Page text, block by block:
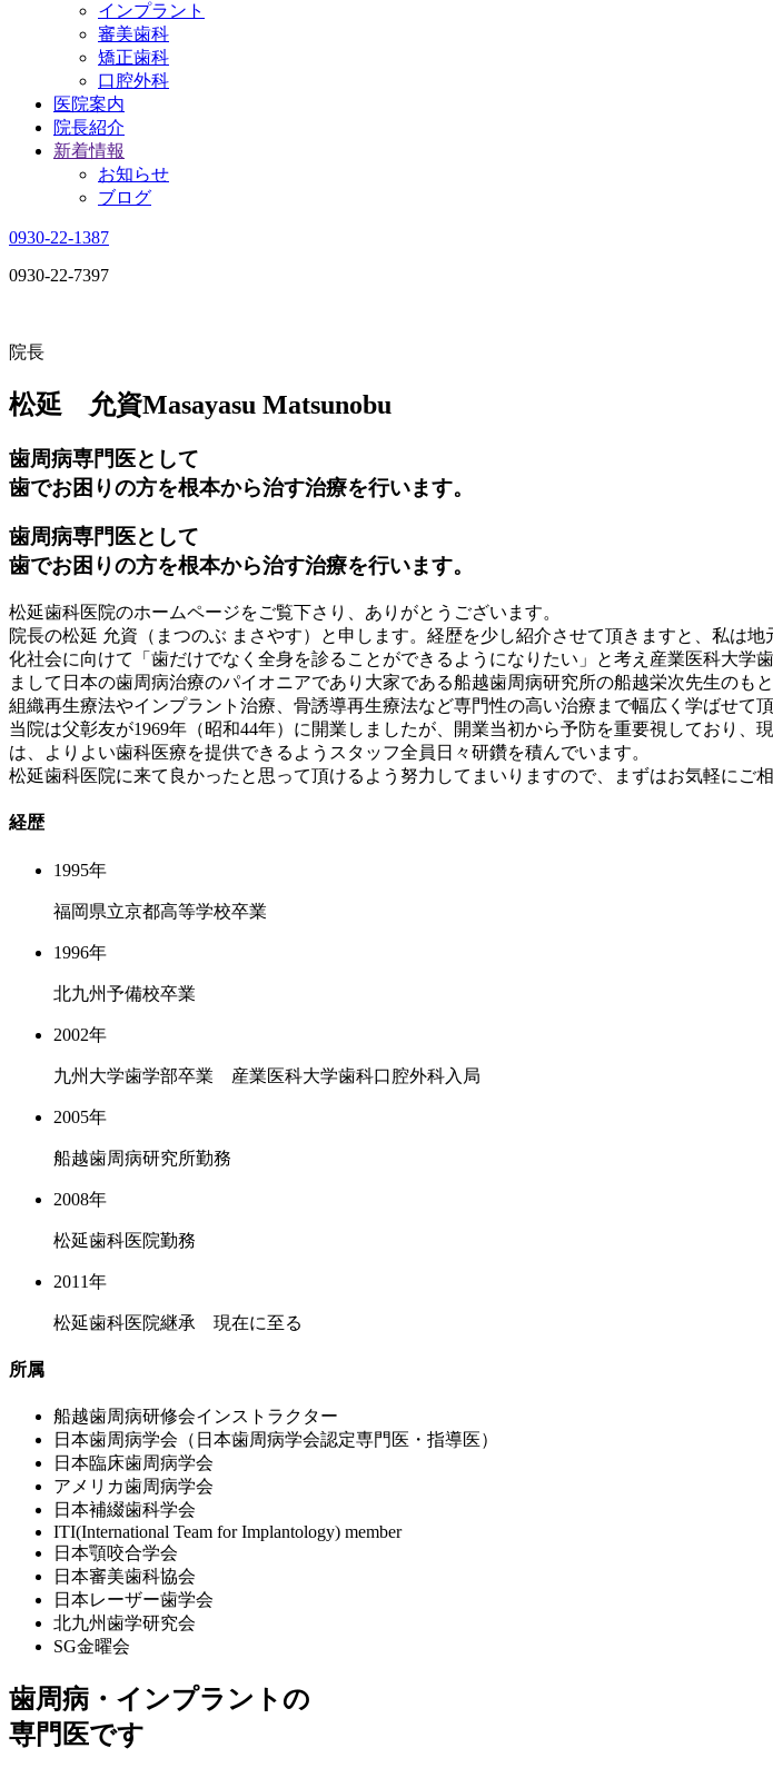
インプラント
審美歯科
矯正歯科
口腔外科
医院案内
院長紹介
新着情報
お知らせ
ブログ
0930-22-1387
0930-22-7397
院長
松延 允資Masayasu Matsunobu
歯周病専門医として
歯でお困りの方を根本から治す治療を行います。
歯周病専門医として
歯でお困りの方を根本から治す治療を行います。
松延歯科医院のホームページをご覧下さり、ありがとうございます。
院長の松延 允資（まつのぶ まさやす）と申します。経歴を少し紹介させて頂きますと、私は
化社会に向けて「歯だけでなく全身を診ることができるようになりたい」と考え産業医科大
まして日本の歯周病治療のパイオニアであり大家である船越歯周病研究所の船越栄次先生の
組織再生療法やインプラント治療、骨誘導再生療法など専門性の高い治療まで幅広く学ばせて
当院は父彰友が1969年（昭和44年）に開業しましたが、開業当初から予防を重要視しており
は、よりよい歯科医療を提供できるようスタッフ全員日々研鑽を積んでいます。
松延歯科医院に来て良かったと思って頂けるよう努力してまいりますので、まずはお気軽にご相
経歴
1995年
福岡県立京都高等学校卒業
1996年
北九州予備校卒業
2002年
九州大学歯学部卒業 産業医科大学歯科口腔外科入局
2005年
船越歯周病研究所勤務
2008年
松延歯科医院勤務
2011年
松延歯科医院継承 現在に至る
所属
船越歯周病研修会インストラクター
日本歯周病学会（日本歯周病学会認定専門医・指導医）
日本臨床歯周病学会
アメリカ歯周病学会
日本補綴歯科学会
ITI(International Team for Implantology) member
日本顎咬合学会
日本審美歯科協会
日本レーザー歯学会
北九州歯学研究会
SG金曜会
歯周病・インプラントの
専門医です